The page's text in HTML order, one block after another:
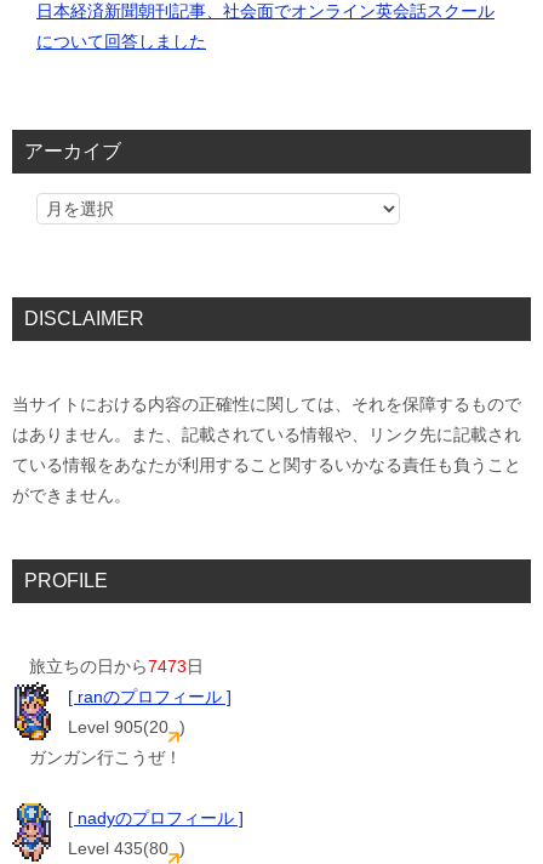
日本経済新聞朝刊記事、社会面でオンライン英会話スクール
について回答しました
アーカイブ
DISCLAIMER
当サイトにおける内容の正確性に関しては、それを保障するもので
はありません。また、記載されている情報や、リンク先に記載され
ている情報をあなたが利用すること関するいかなる責任も負うこと
ができません。
PROFILE
旅立ちの日から7473日
[ ranのプロフィール ]
Level 905(20 )
ガンガン行こうぜ！
[ nadyのプロフィール ]
Level 435(80 )